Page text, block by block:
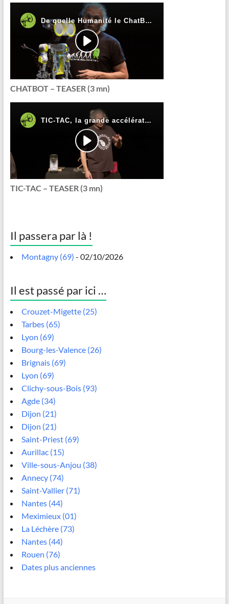
CHATBOT – TEASER (3 mn)
TIC-TAC – TEASER (3 mn)
Il passera par là !
Montagny (69) - 02/10/2026
Il est passé par ici …
Crouzet-Migette (25)
Tarbes (65)
Lyon (69)
Bourg-les-Valence (26)
Brignais (69)
Lyon (69)
Clichy-sous-Bois (93)
Agde (34)
Dijon (21)
Dijon (21)
Saint-Priest (69)
Aurillac (15)
Ville-sous-Anjou (38)
Annecy (74)
Saint-Vallier (71)
Nantes (44)
Meximieux (01)
La Léchère (73)
Nantes (44)
Rouen (76)
Dates plus anciennes